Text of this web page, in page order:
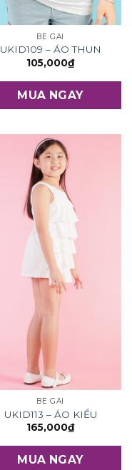
BÉ GÁI
UKID109 – ÁO THUN
105,000₫
MUA NGAY
BÉ GÁI
UKID113 – ÁO KIỂU
165,000₫
MUA NGAY